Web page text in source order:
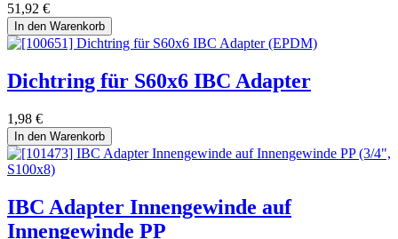
51,92 €
In den Warenkorb
Dichtring für S60x6 IBC Adapter
1,98 €
In den Warenkorb
IBC Adapter Innengewinde auf
Innengewinde PP